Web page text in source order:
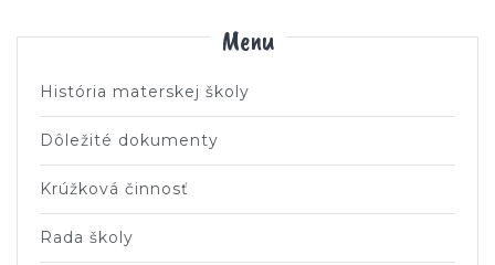
Menu
História materskej školy
Dôležité dokumenty
Krúžková činnosť
Rada školy